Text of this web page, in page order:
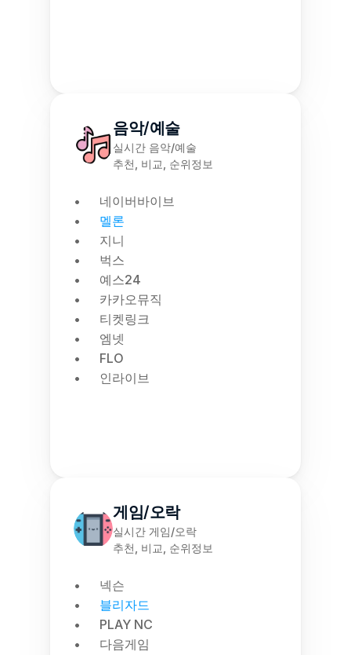
음악/예술
실시간 음악/예술
추천, 비교, 순위정보
네이버바이브
멜론
지니
벅스
예스24
카카오뮤직
티켓링크
엠넷
FLO
인라이브
게임/오락
실시간 게임/오락
추천, 비교, 순위정보
넥슨
블리자드
PLAY NC
다음게임